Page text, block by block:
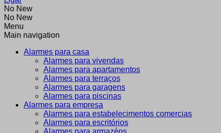
No New
No New
Menu
Main navigation
Alarmes para casa
Alarmes para vivendas
Alarmes para apartamentos
Alarmes para terraços
Alarmes para garagens
Alarmes para piscinas
Alarmes para empresa
Alarmes para estabelecimentos comercias
Alarmes para escritórios
Alarmes para armazéns